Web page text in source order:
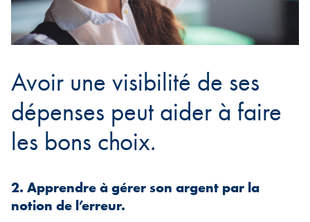
Avoir une visibilité de ses
dépenses peut aider à faire
les bons choix.
2. Apprendre à gérer son argent par la
notion de l’erreur.